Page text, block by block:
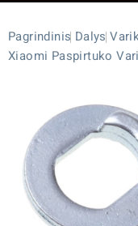
Pagrindinis Dalys
Xiaomi Paspirtuko